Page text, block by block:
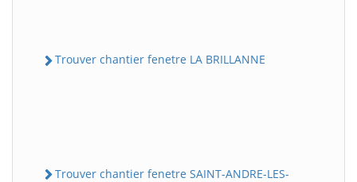
Trouver chantier fenetre LA BRILLANNE
Trouver chantier fenetre SAINT-ANDRE-LES-